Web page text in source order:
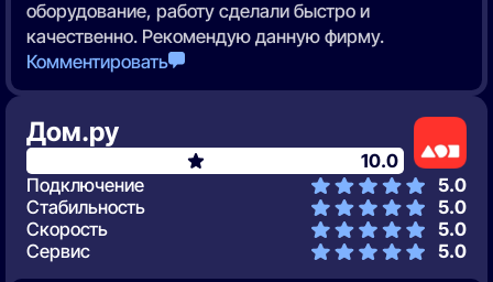
оборудование, работу сделали быстро и
качественно. Рекомендую данную фирму.
Комментировать
Дом.ру
10.0
Подключение
5.0
Стабильность
5.0
Скорость
5.0
Сервис
5.0